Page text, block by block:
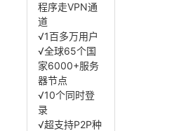
程序走VPN通
道
√1百多万用户
√全球65个国
家6000+服务
器节点
√10个同时登
录
√超支持P2P种